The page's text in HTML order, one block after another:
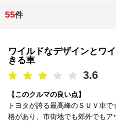
55件
ワイルドなデザインとワ
きる車
3.6
【このクルマの良い点】
トヨタが誇る最高峰のＳＵＶ車
格があり、市街地でも郊外でも